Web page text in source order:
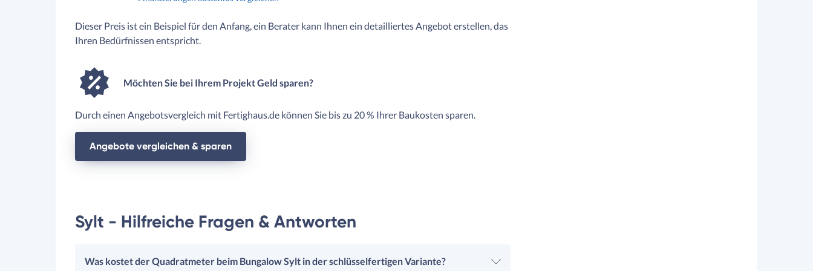
Dieser Preis ist ein Beispiel für den Anfang, ein Berater kann Ihnen ein detailliertes Angebot erstellen, das
Ihren Bedürfnissen entspricht.
Möchten Sie bei Ihrem Projekt Geld sparen?
Durch einen Angebotsvergleich mit Fertighaus.de können Sie bis zu 20 % Ihrer Baukosten sparen.
Angebote vergleichen & sparen
Sylt - Hilfreiche Fragen & Antworten
Was kostet der Quadratmeter beim Bungalow Sylt in der schlüsselfertigen Variante?